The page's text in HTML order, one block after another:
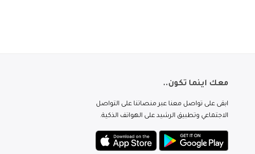
معك اينما تكون..
ابقى على تواصل معنا عبر منصاتنا على التواصل
الاجتماعي وتطبيق الرشيد على الهواتف الذكية.